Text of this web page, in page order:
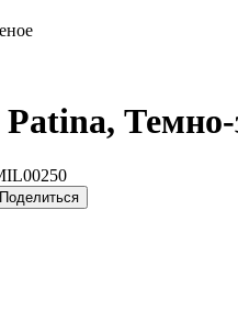
Patina, Темно-
Поделиться